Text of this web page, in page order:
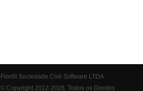
Fiorilli Sociedade Civil Software LTDA
© Copyright 2012-2026. Todos os Direitos